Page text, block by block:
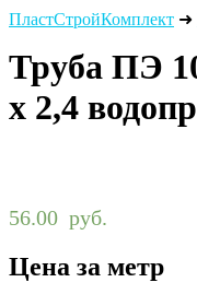
ПластСтройКомплект ➜
Труба ПЭ
х 2,4
56.00 руб.
Цена за метр